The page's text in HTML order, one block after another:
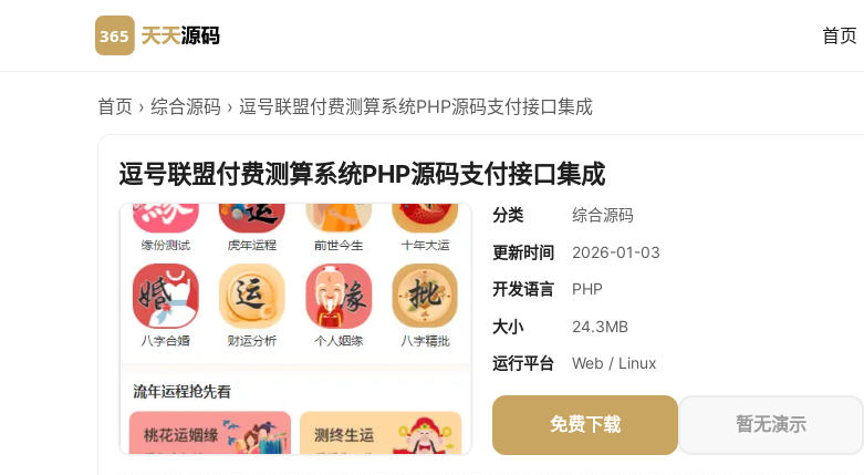
首页
首页 › 综合源码 › 逗号联盟付费测算系统PHP源码支付接口集成
逗号联盟付费测算系统PHP源码支付接口集成
分类
综合源码
更新时间
2026-01-03
开发语言
PHP
大小
24.3MB
运行平台
Web / Linux
免费下载 暂无演示